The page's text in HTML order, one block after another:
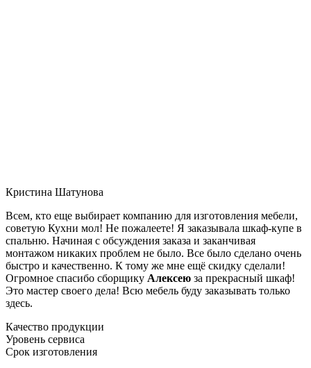
Кристина Шатунова
Всем, кто еще выбирает компанию для изготовления мебели,
советую Кухни мол! Не пожалеете! Я заказывала шкаф-купе в
спальню. Начиная с обсуждения заказа и заканчивая
монтажом никаких проблем не было. Все было сделано очень
быстро и качественно. К тому же мне ещё скидку сделали!
Огромное спасибо сборщику Алексею за прекрасный шкаф!
Это мастер своего дела! Всю мебель буду заказывать только
здесь.
Качество продукции
Уровень сервиса
Срок изготовления